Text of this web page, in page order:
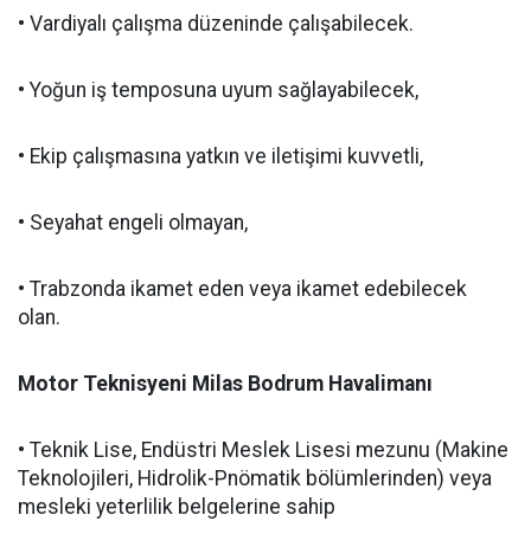
• Vardiyalı çalışma düzeninde çalışabilecek.
• Yoğun iş temposuna uyum sağlayabilecek,
• Ekip çalışmasına yatkın ve iletişimi kuvvetli,
• Seyahat engeli olmayan,
• Trabzonda ikamet eden veya ikamet edebilecek
olan.
Motor Teknisyeni Milas Bodrum Havalimanı
• Teknik Lise, Endüstri Meslek Lisesi mezunu (Makine
Teknolojileri, Hidrolik-Pnömatik bölümlerinden) veya
mesleki yeterlilik belgelerine sahip